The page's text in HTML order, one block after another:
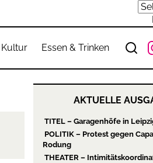
Kultur Essen & Trinken
AKTUELLE
TITEL – Garagenhöfe in
POLITIK – Protest gegen
Rodung
THEATER –